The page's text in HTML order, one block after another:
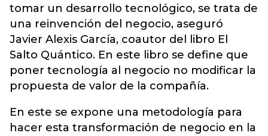
tomar un desarrollo tecnológico, se trata de
una reinvención del negocio, aseguró
Javier Alexis García, coautor del libro El
Salto Quántico. En este libro se define que
poner tecnología al negocio no modificar la
propuesta de valor de la compañía.
En este se expone una metodología para
hacer esta transformación de negocio en la